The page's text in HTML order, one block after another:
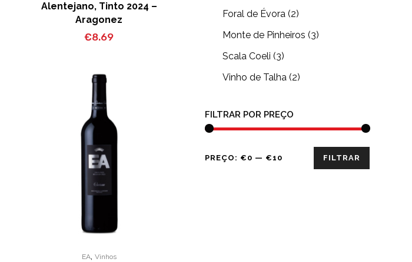
Alentejano, Tinto 2024 –
Aragonez
€8.69
EA, Vinhos
Foral de Évora (2)
Monte de Pinheiros (3)
Scala Coeli (3)
Vinho de Talha (2)
FILTRAR POR PREÇO
Preço
Preço
FILTRAR
PREÇO: €0 — €10